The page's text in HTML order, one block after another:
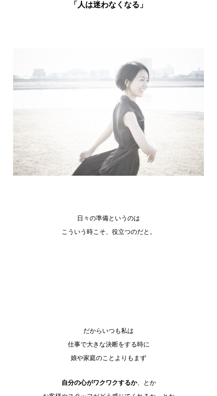
「人は迷わなくなる」
日々の準備というのは
こういう時こそ、役立つのだと。
だからいつも私は
仕事で大きな決断をする時に
娘や家庭のことよりもまず
自分の心がワクワクするか、とか